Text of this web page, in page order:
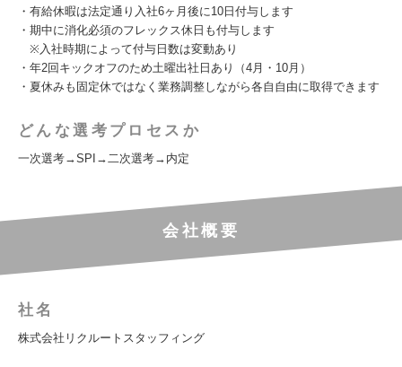
・有給休暇は法定通り入社6ヶ月後に10日付与します
・期中に消化必須のフレックス休日も付与します
※入社時期によって付与日数は変動あり
・年2回キックオフのため土曜出社日あり（4月・10月）
・夏休みも固定休ではなく業務調整しながら各自自由に取得できます
どんな選考プロセスか
一次選考→SPI→二次選考→内定
会社概要
社名
株式会社リクルートスタッフィング